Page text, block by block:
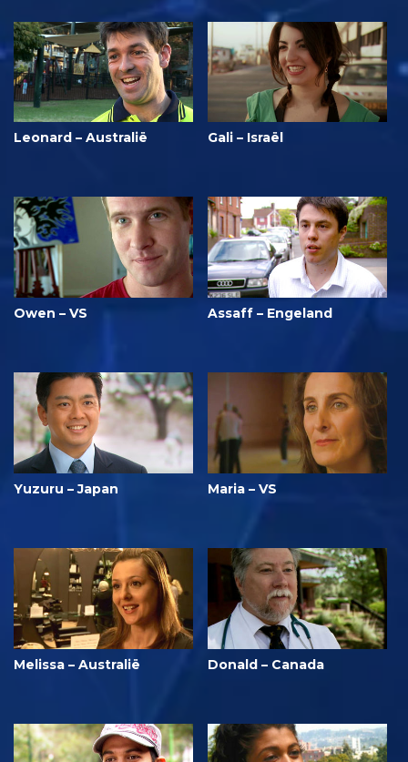
Leonard – Australië Gali – Israël
Owen – VS Assaff – Engeland
Yuzuru – Japan Maria – VS
Melissa – Australië Donald – Canada